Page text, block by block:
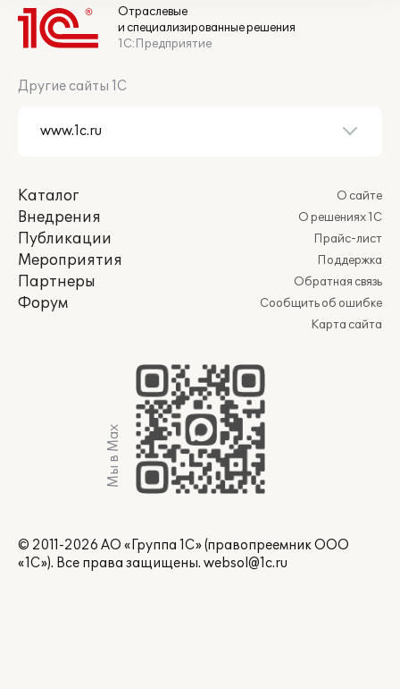
Отраслевые
и специализированные решения
1С:Предприятие
Другие сайты 1С
Каталог
Внедрения
Публикации
Мероприятия
Партнеры
Форум
О сайте
О решениях 1С
Прайс-лист
Поддержка
Обратная связь
Сообщить об ошибке
Карта сайта
Мы в Max
© 2011-2026 АО «Группа 1С» (правопреемник ООО
«1С»). Все права защищены. websol@1c.ru